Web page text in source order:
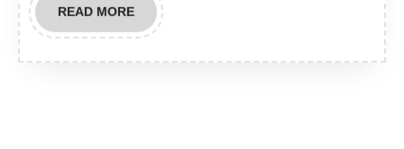
READ MOREREAD
MORE